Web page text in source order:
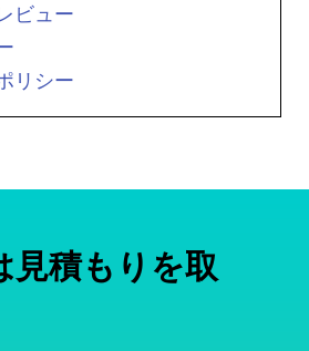
ビュー
リシー
見積もりを取